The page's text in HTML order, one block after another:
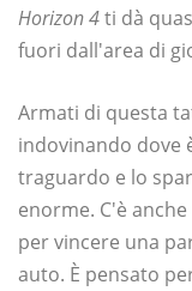
Horizon 4ti dà
fuori dall'area di
Armati di questa
indovinando dove
traguardo e lo
enorme. C'è
per vincere una
auto. È pensato